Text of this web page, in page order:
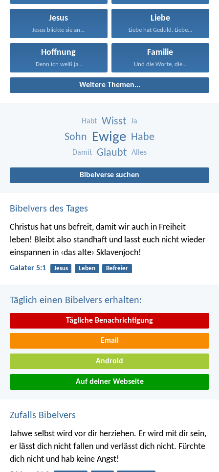
Jesus
Jesus blickte sie an...
Liebe
Liebe hat Geduld. Liebe...
Hoffnung
'Denn ich weiß ja...
Familie
Und die Worte, die...
Weitere Themen...
Habt Wisst Ja
Sohn Ewige Habe
Damit Glaubt Alles
Bibelverse suchen
Bibelvers des Tages
Christus hat uns befreit, damit wir auch in Freiheit
leben! Bleibt also standhaft und lasst euch nicht wieder
einspannen in ‹das alte› Sklavenjoch!
Galater 5:1 Jesus Leben Befreier
Täglich einen Bibelvers erhalten:
Tägliche Benachrichtigung
Email
Android
Auf deiner Webseite
Zufalls Bibelvers
Jahwe selbst wird vor dir herziehen. Er wird mit dir sein,
er lässt dich nicht fallen und verlässt dich nicht. Fürchte
dich nicht und hab keine Angst!